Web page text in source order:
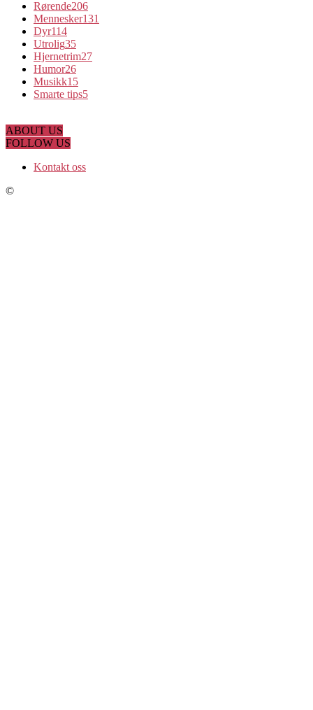
Rørende206
Mennesker131
Dyr114
Utrolig35
Hjernetrim27
Humor26
Musikk15
Smarte tips5
ABOUT US
FOLLOW US
Kontakt oss
©